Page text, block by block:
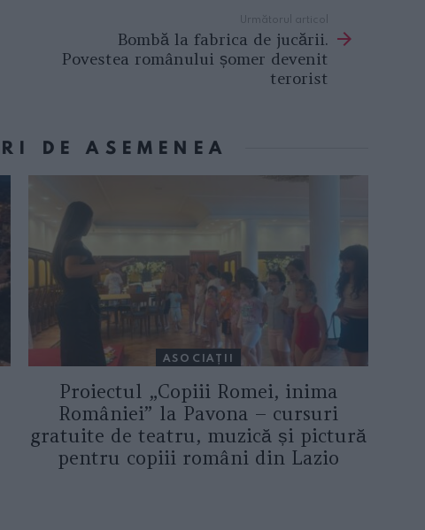
Următorul articol
Bombă la fabrica de jucării.
Povestea românului șomer devenit
terorist
DE ASEMENEA
ASOCIAŢII
Proiectul „Copiii Romei, inima
României” la Pavona – cursuri
gratuite de teatru, muzică și pictură
pentru copiii români din Lazio